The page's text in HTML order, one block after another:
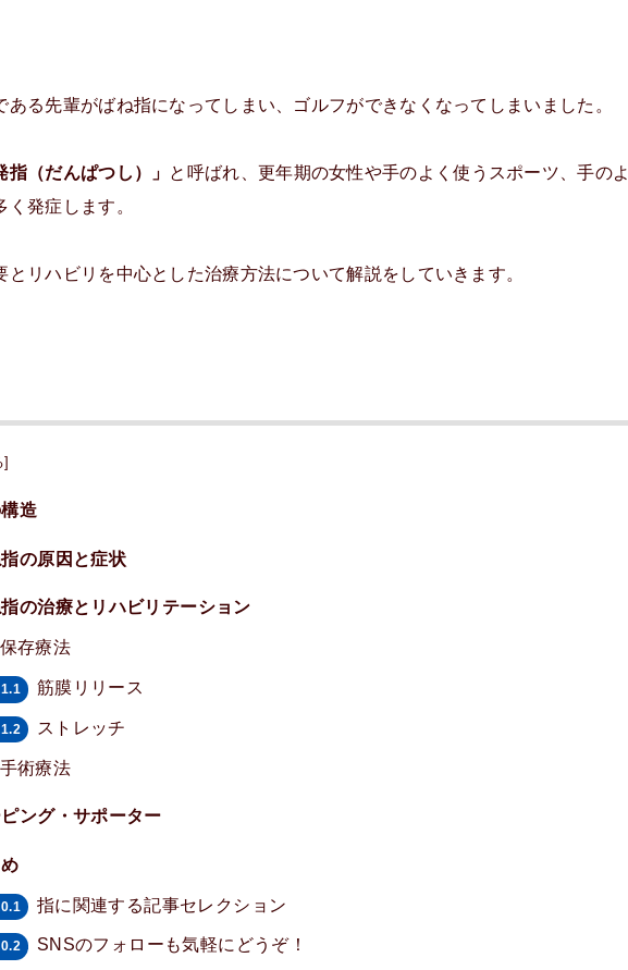
ある先輩がばね指になってしまい、ゴルフができなくなってしまいました。
指（だんぱつし）」 と呼ばれ、更年期の女性や手のよく使うスポーツ、手のよ
く発症します。
とリハビリを中心とした治療方法について解説をしていきます。
造
の原因と症状
の治療とリハビリテーション
保存療法
筋膜リリース
ストレッチ
手術療法
ング・サポーター
指に関連する記事セレクション
SNSのフォローも気軽にどうぞ！